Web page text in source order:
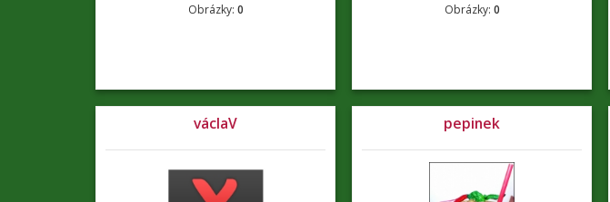
Obrázky: 0 Obrázky: 0
václaV pepinek